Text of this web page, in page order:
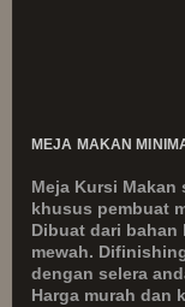
MEJA MAKAN
Meja Kursi
khusus pembuat
Dibuat dari
mewah.
dengan selera
Harga murah dan